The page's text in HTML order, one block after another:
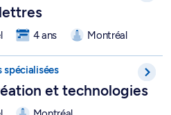
4 ans Montréal
spécialisées
et technologies